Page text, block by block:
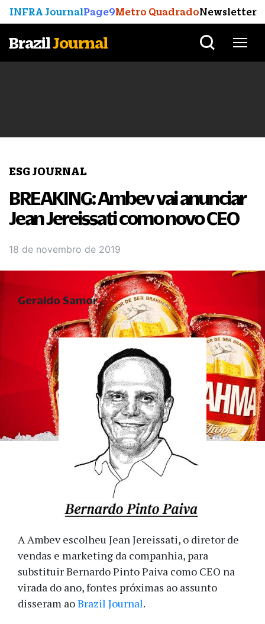
INFRA JournalPage9Metro QuadradoNewsletter
BrazilJournal
ESG JOURNAL
BREAKING: Ambev vai anunciar
Jean Jereissati como novo CEO
18 de novembro de 2019
A Ambev escolheu Jean Jereissati, o diretor de
vendas e marketing da companhia, para
substituir Bernardo Pinto Paiva como CEO na
virada do ano, fontes próximas ao assunto
disseram aoBrazil Journal.
Geraldo Samor